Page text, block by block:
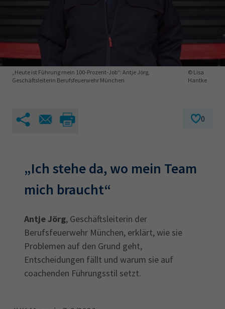
IHK regional
Karriere
EN
Magazin
Prüfungstermine
Sachkundeprüfung
Berichtsheft
AEVO
34i
„Heute ist Führung mein 100-Prozent-Job“: Antje Jörg,
Geschäftsleiterin Berufsfeuerwehr München
© Lisa
Hantke
0
„Ich stehe da, wo mein Team
mich braucht“
Antje Jörg, Geschäftsleiterin der
Berufsfeuerwehr München, erklärt, wie sie
Problemen auf den Grund geht,
Entscheidungen fällt und warum sie auf
coachenden Führungsstil setzt.